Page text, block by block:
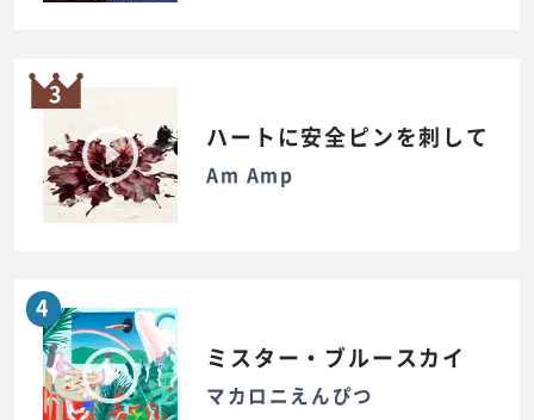
3
ハートに安全ピンを刺して
Am Amp
4
ミスター・ブルースカイ
マカロニえんぴつ